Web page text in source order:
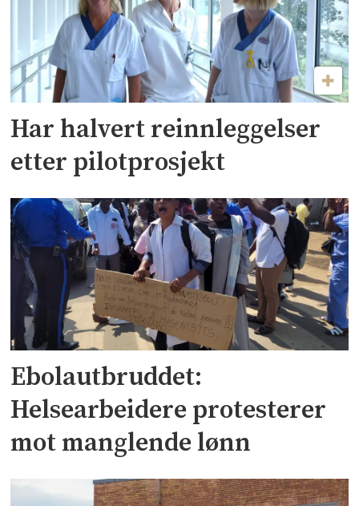
Har halvert reinnleggelser
etter pilotprosjekt
Ebolautbruddet:
Helsearbeidere protesterer
mot manglende lønn